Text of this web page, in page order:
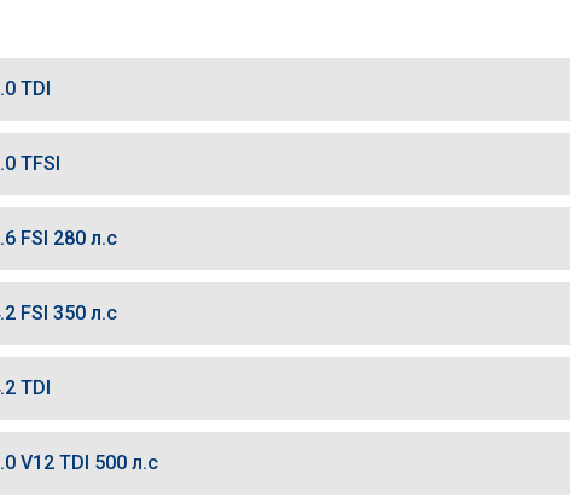
TDI
TFSI
FSI 280 л.с
FSI 350 л.с
TDI
V12 TDI 500 л.с